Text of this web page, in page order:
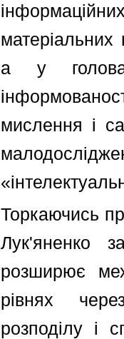
матеріальних
а у
мислення і
Торкаючись
Лук'яненко
розширює
рівнях
розподілу і